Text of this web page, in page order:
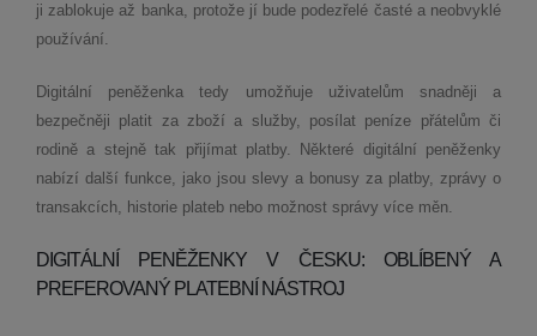
ji zablokuje až banka, protože jí bude podezřelé časté a neobvyklé
používání.
Digitální peněženka tedy umožňuje uživatelům snadněji a
bezpečněji platit za zboží a služby, posílat peníze přátelům či
rodině a stejně tak přijímat platby. Některé digitální peněženky
nabízí další funkce, jako jsou slevy a bonusy za platby, zprávy o
transakcích, historie plateb nebo možnost správy více měn.
DIGITÁLNÍ PENĚŽENKY V ČESKU: OBLÍBENÝ A
PREFEROVANÝ PLATEBNÍ NÁSTROJ